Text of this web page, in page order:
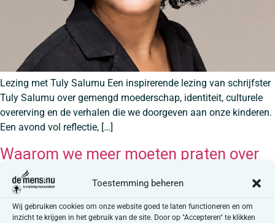
Toestemming beheren
Wij gebruiken cookies om onze website goed te laten functioneren en om
inzicht te krijgen in het gebruik van de site. Door op "Accepteren" te klikken
Lezing met Tuly Salumu Een inspirerende lezing van schrijfster
Tuly Salumu over gemengd moederschap, identiteit, culturele
overerving en de verhalen die we doorgeven aan onze kinderen.
Een avond vol reflectie, […]
Waarom we meer moeten praten over
gemengd moederschap